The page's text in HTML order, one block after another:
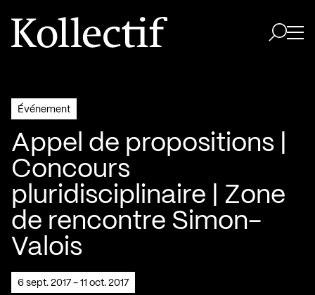
Aller à la page d'accueil
Logo Kollectif
Événement
Appel de propositions |
Concours
pluridisciplinaire | Zone
de rencontre Simon-
Valois
6 sept. 2017 - 11 oct. 2017